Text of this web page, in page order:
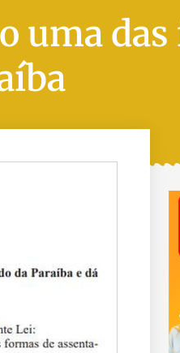
uma das